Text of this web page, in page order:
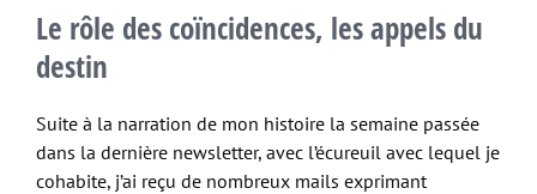
Le rôle des coïncidences, les appels du
destin
Suite à la narration de mon histoire la semaine passée
dans la dernière newsletter, avec l’écureuil avec lequel je
cohabite, j’ai reçu de nombreux mails exprimant